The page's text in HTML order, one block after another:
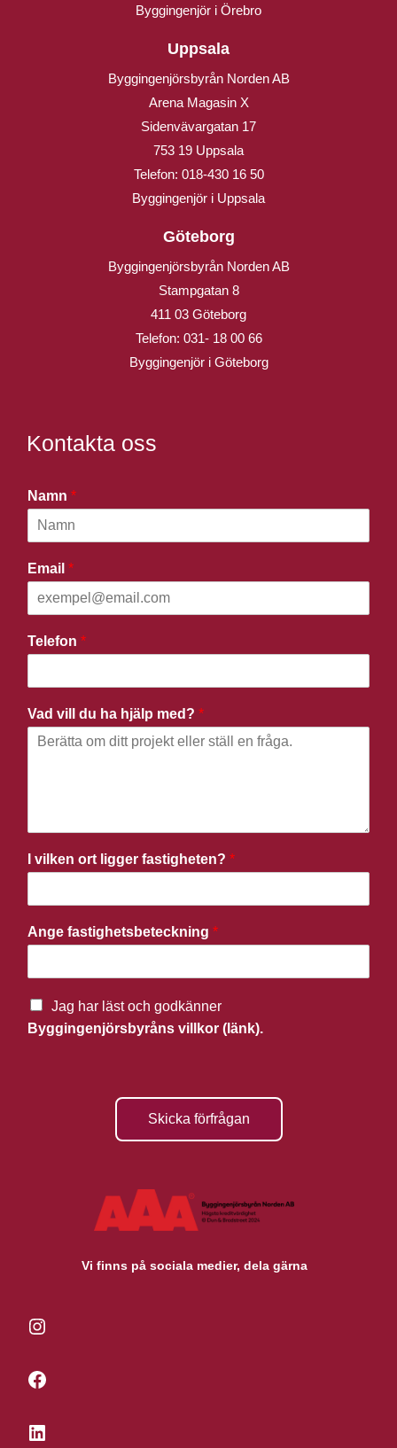
Byggingenjör i Örebro
Uppsala
Byggingenjörsbyrån Norden AB
Arena Magasin X
Sidenvävargatan 17
753 19 Uppsala
Telefon: 018-430 16 50
Byggingenjör i Uppsala
Göteborg
Byggingenjörsbyrån Norden AB
Stampgatan 8
411 03 Göteborg
Telefon: 031- 18 00 66
Byggingenjör i Göteborg
Kontakta oss
Namn *
Email *
Telefon *
Vad vill du ha hjälp med? *
I vilken ort ligger fastigheten? *
Ange fastighetsbeteckning *
Jag har läst och godkänner
Byggingenjörsbyråns villkor (länk).
Skicka förfrågan
Vi finns på sociala medier, dela gärna
Instagram
Facebook
LinkedIn